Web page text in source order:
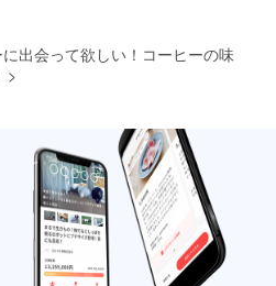
さい(カ
程度) ※
定期便
はお好
きな豆
を選べ
ます(詳
しくは
リター
ンお届
出会って欲しい！コーヒーの味
>